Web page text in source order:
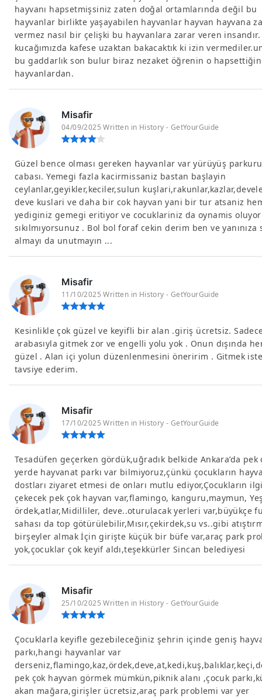
hayvanı hapsetmişsiniz zaten doğal ortamlarında değil bu
hayvanlar birlikte yaşayabilen hayvanlar hayvan hayvana
vermez nasıl bir çelişki bu hayvanlara zarar veren
kucağımızda kafese uzaktan bakacaktık ki izin
bu gaddarlık son bulur biraz nezaket öğrenin o
hayvanlardan.
Misafir
04/09/2025 Written in History - GetYourGuide
Güzel bence olması gereken hayvanlar var yürüyüş
cabası. Yemegi fazla kacirmissaniz bastan başlayin
ceylanlar,geyikler,keciler,sulun
deve kuslari ve daha bir cok hayvan yani bir tur atsaniz
yediginiz gemegi eritiyor ve cocuklariniz da oynamis
sıkılmıyorsunuz . Bol bol foraf cekin derim ben ve yanınıza
almayı da unutmayın ...
Misafir
11/10/2025 Written in History - GetYourGuide
Kesinlikle çok güzel ve keyifli bir alan .giriş ücretsiz.
arabasıyla gitmek zor ve engelli yolu yok . Onun dışında
güzel . Alan içi yolun düzenlenmesini öneririm . Gitmek
tavsiye ederim.
Misafir
17/10/2025 Written in History - GetYourGuide
Tesadüfen geçerken gördük,uğradık belkide Ankara’da pek
yerde hayvanat parkı var bilmiyoruz,çünkü çocukların
dostları ziyaret etmesi de onları mutlu ediyor,Çocukların
çekecek pek çok hayvan var,flamingo, kanguru,maymun,
ördek,atlar,Midilliler, deve..oturulacak yerleri var,büyükçe
sahası da top götürülebilir,Mısır,çekirdek,su vs..gibi
birşeyler almak İçin girişte küçük bir büfe var,araç park
yok,çocuklar çok keyif aldı,teşekkürler Sincan belediyesi
Misafir
25/10/2025 Written in History - GetYourGuide
Çocuklarla keyifle gezebileceğiniz şehrin içinde geniş
parkı,hangi hayvanlar var
pek çok hayvan görmek mümkün,piknik alanı ,çocuk
akan mağara,girişler ücretsiz,araç park problemi var yer